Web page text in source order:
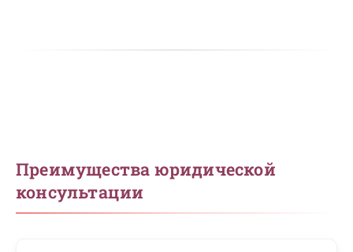
Преимущества юридической
консультации